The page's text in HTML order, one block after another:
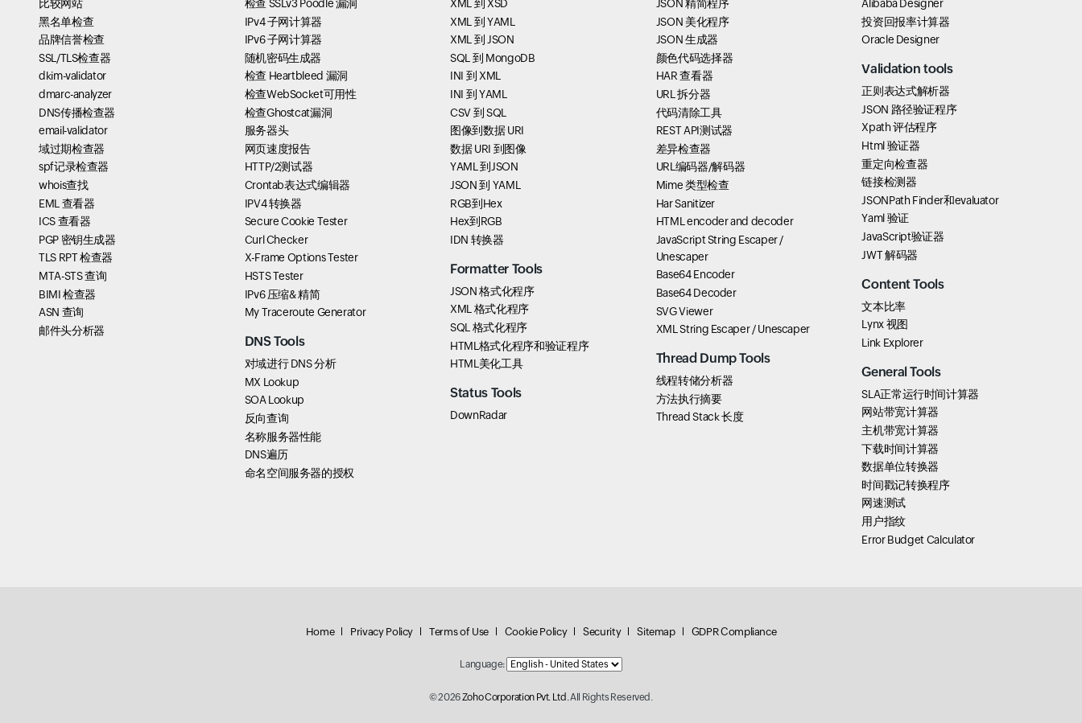
比较网站
黑名单检查
品牌信誉检查
SSL/TLS检查器
dkim-validator
dmarc-analyzer
DNS传播检查器
email-validator
域过期检查器
spf记录检查器
whois查找
EML 查看器
ICS 查看器
PGP 密钥生成器
TLS RPT 检查器
MTA-STS 查询
BIMI 检查器
ASN 查询
邮件头分析器
检查 SSLv3 Poodle 漏洞
IPv4 子网计算器
IPv6 子网计算器
随机密码生成器
检查 Heartbleed 漏洞
检查WebSocket可用性
检查Ghostcat漏洞
服务器头
网页速度报告
HTTP/2测试器
Crontab表达式编辑器
IPV4 转换器
Secure Cookie Tester
Curl Checker
X-Frame Options Tester
HSTS Tester
IPv6 压缩& 精简
My Traceroute Generator
DNS Tools
对域进行 DNS 分析
MX Lookup
SOA Lookup
反向查询
名称服务器性能
DNS遍历
命名空间服务器的授权
XML 到 XSD
XML 到 YAML
XML 到 JSON
SQL 到 MongoDB
INI 到 XML
INI 到 YAML
CSV 到 SQL
图像到数据 URI
数据 URI 到图像
YAML 到JSON
JSON 到 YAML
RGB到Hex
Hex到RGB
IDN 转换器
Formatter Tools
JSON 格式化程序
XML 格式化程序
SQL 格式化程序
HTML格式化程序和验证程序
HTML美化工具
Status Tools
DownRadar
JSON 精简程序
JSON 美化程序
JSON 生成器
颜色代码选择器
HAR 查看器
URL 拆分器
代码清除工具
REST API测试器
差异检查器
URL编码器/解码器
Mime 类型检查
Har Sanitizer
HTML encoder and decoder
JavaScript String Escaper /
Unescaper
Base64 Encoder
Base64 Decoder
SVG Viewer
XML String Escaper / Unescaper
Thread Dump Tools
线程转储分析器
方法执行摘要
Thread Stack 长度
Alibaba Designer
投资回报率计算器
Oracle Designer
Validation tools
正则表达式解析器
JSON 路径验证程序
Xpath 评估程序
Html 验证器
重定向检查器
链接检测器
JSONPath Finder和evaluator
Yaml 验证
JavaScript验证器
JWT 解码器
Content Tools
文本比率
Lynx 视图
Link Explorer
General Tools
SLA正常运行时间计算器
网站带宽计算器
主机带宽计算器
下载时间计算器
数据单位转换器
时间戳记转换程序
网速测试
用户指纹
Error Budget Calculator
Home Privacy Policy Terms of Use Cookie Policy Security Sitemap GDPR Compliance
Language:
© 2026Zoho Corporation Pvt. Ltd. All Rights Reserved.